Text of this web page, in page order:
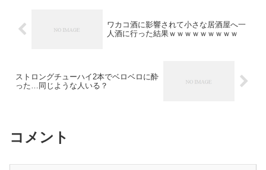
ワカコ酒に影響されて小さな居酒屋へ一
人酒に行った結果ｗｗｗｗｗｗｗｗｗ
ストロングチューハイ2本でベロベロに酔
った…同じような人いる？
コメント